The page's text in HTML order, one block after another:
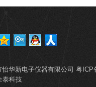
华新电子仪器有限公司 粤ICP
泰科技